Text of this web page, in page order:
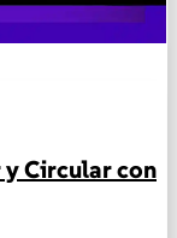
Circular con